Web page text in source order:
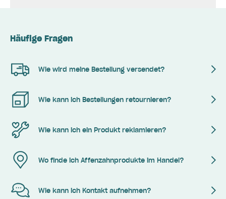
Häufige Fragen
Wie wird meine Bestellung versendet?
Wie kann ich Bestellungen retournieren?
Wie kann ich ein Produkt reklamieren?
Wo finde ich Affenzahnprodukte im Handel?
Wie kann ich Kontakt aufnehmen?